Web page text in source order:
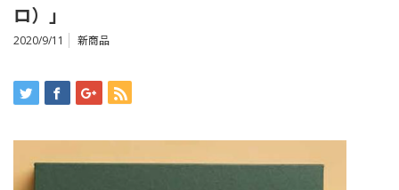
ロ）」
2020/9/11 新商品